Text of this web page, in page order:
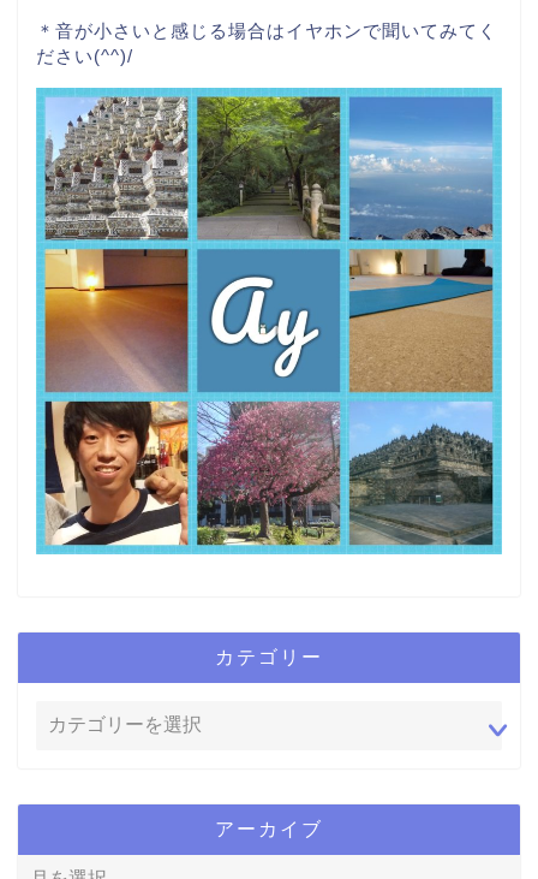
＊音が小さいと感じる場合はイヤホンで聞いてみてく
ださい(^^)/
カテゴリー
アーカイブ